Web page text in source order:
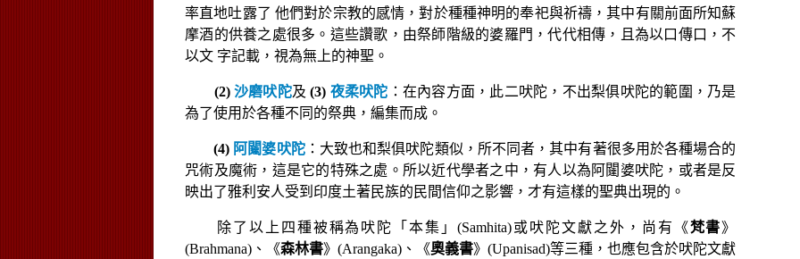
率直地吐露了 他們對於宗教的感情，對於種種神明的奉祀與祈禱，其中有關前面所知蘇
摩酒的供養之處很多。這些讚歌，由祭師階級的婆羅門，代代相傳，且為以口傳口，不
以文 字記載，視為無上的神聖。
(2) 沙磨吠陀及 (3) 夜柔吠陀 ：在內容方面，此二吠陀，不出梨俱吠陀的範圍，乃是
為了使用於各種不同的祭典，編集而成。
(4) 阿闥婆吠陀：大致也和梨俱吠陀類似，所不同者，其中有著很多用於各種場合的
咒術及魔術，這是它的特殊之處。所以近代學者之中，有人以為阿闥婆吠陀，或者是反
映出了雅利安人受到印度土著民族的民間信仰之影響，才有這樣的聖典出現的。
除了以上四種被稱為吠陀「本集」(Samhita)或吠陀文獻之外，尚有《梵書》
(Brahmana) 、《森林書》(Arangaka) 、《奧義書》(Upanisad)等三種，也應包含於吠陀文獻